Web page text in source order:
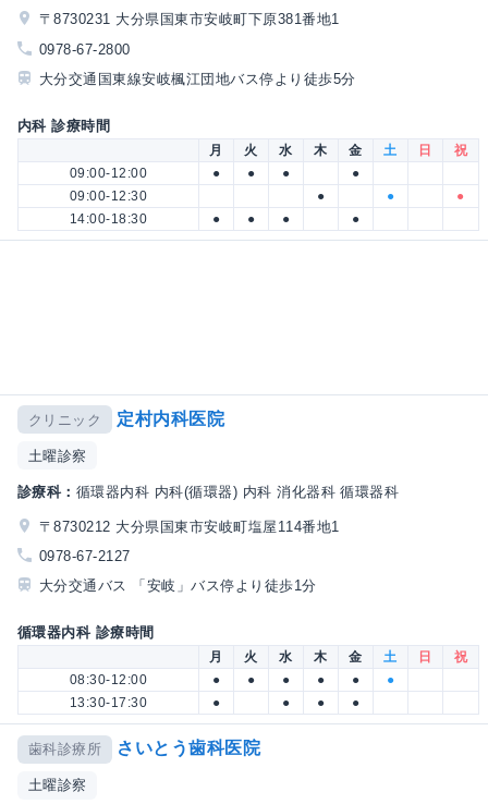
〒8730231 大分県国東市安岐町下原381番地1
0978-67-2800
大分交通国東線安岐楓江団地バス停より徒歩5分
内科 診療時間
月 火 水 木 金 土 日
祝
09:00-12:00
● ● ●
●
09:00-12:30
● ●
●
14:00-18:30
● ● ● ●
クリニック 定村内科医院
土曜診察
診療科： 循環器内科 内科(循環器) 内科 消化器科 循環器科
〒8730212 大分県国東市安岐町塩屋114番地1
0978-67-2127
大分交通バス 「安岐」バス停より徒歩1分
循環器内科 診療時間
月 火 水 木 金 土 日
祝
08:30-12:00
● ● ● ● ●
●
13:30-17:30
● ● ● ●
歯科診療所 さいとう歯科医院
土曜診察